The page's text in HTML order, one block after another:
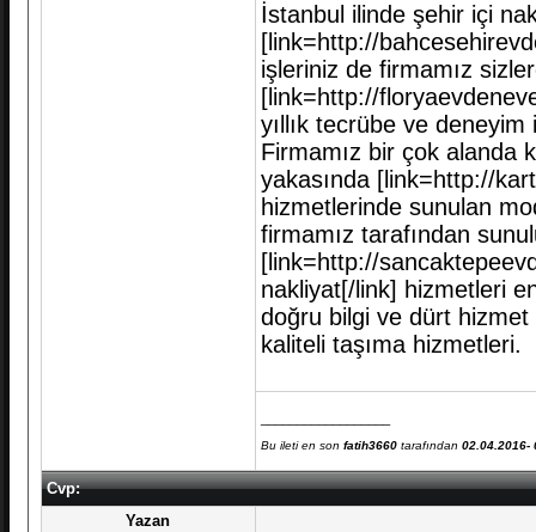
İstanbul ilinde şehir içi
[link=http://
işleriniz de firmamız
[link=http://
yıllık tecrübe ve
Firmamız bir çok alanda
yakasında [link=http://
hizmetlerinde sunulan
firmamız tarafından
[link=http://
nakliyat[/link] hizmetleri
doğru bilgi ve dürt hizmet
kaliteli taşıma hizmetleri.
Bu ileti en son fatih3660tarafından 02.04.2016-
Cvp:
Yazan